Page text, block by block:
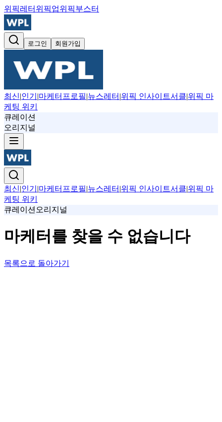
위픽레터 위픽업위픽부스터
로그인 회원가입
최신|인기 |마케터프로필|뉴스레터 |위픽 인사이트서클|위픽 마
케팅 위키
큐레이션
오리지널
최신|인기 |마케터프로필|뉴스레터 |위픽 인사이트서클|위픽 마
케팅 위키
큐레이션 오리지널
마케터를 찾을 수 없습니다
목록으로 돌아가기